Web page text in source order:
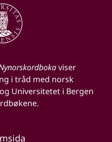
viser
i tråd med norsk
Universitetet i Bergen